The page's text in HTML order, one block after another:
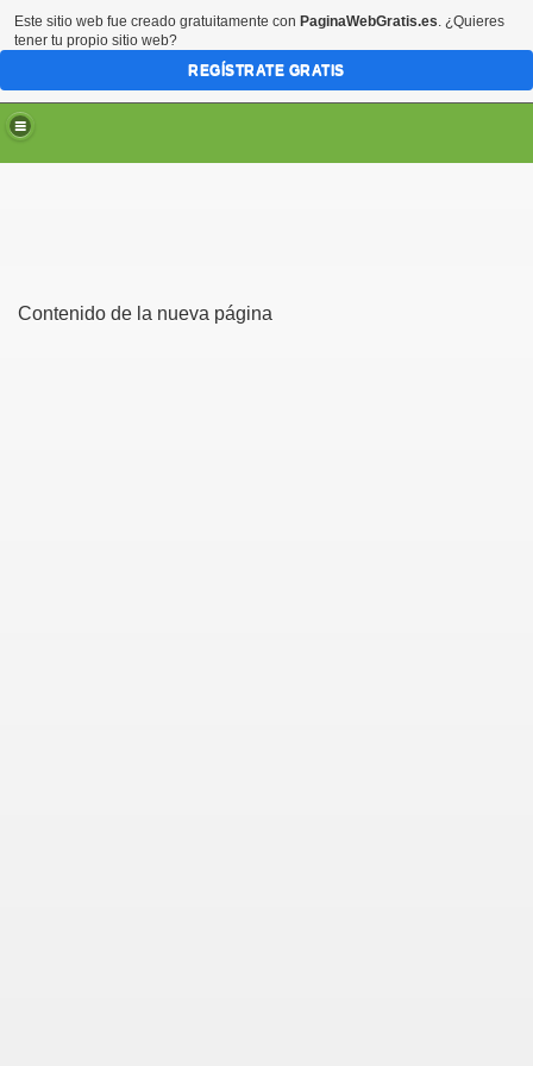
Contenido de la nueva página
Este sitio web fue creado gratuitamente con PaginaWebGratis.es. ¿Quieres
tener tu propio sitio web?
REGÍSTRATE GRATIS